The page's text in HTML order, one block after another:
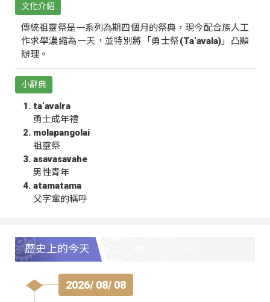
文化介紹
傳統祖靈祭是一系列為期四個月的祭典，現今配合族人工
作求學濃縮為一天，並特別將「勇士祭(Ta‘avala)」凸顯
辦理。
小辭典
ta‘avalra
勇士成年禮
molapangolai
祖靈祭
asavasavahe
男性青年
atamatama
父字輩的稱呼
歷史上的今天
2026/ 08/ 08